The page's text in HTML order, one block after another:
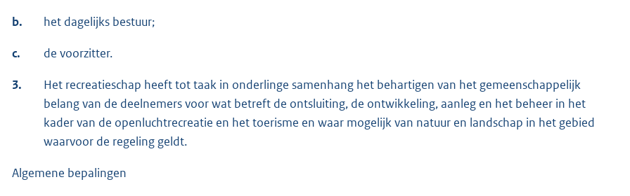
b. het dagelijks bestuur;
c. de voorzitter.
3.
Het recreatieschap heeft tot taak in onderlinge samenhang het behartigen van het gemeenschappelijk
belang van de deelnemers voor wat betreft de ontsluiting, de ontwikkeling, aanleg en het beheer in het
kader van de openluchtrecreatie en het toerisme en waar mogelijk van natuur en landschap in het gebied
waarvoor de regeling geldt.
Algemene bepalingen